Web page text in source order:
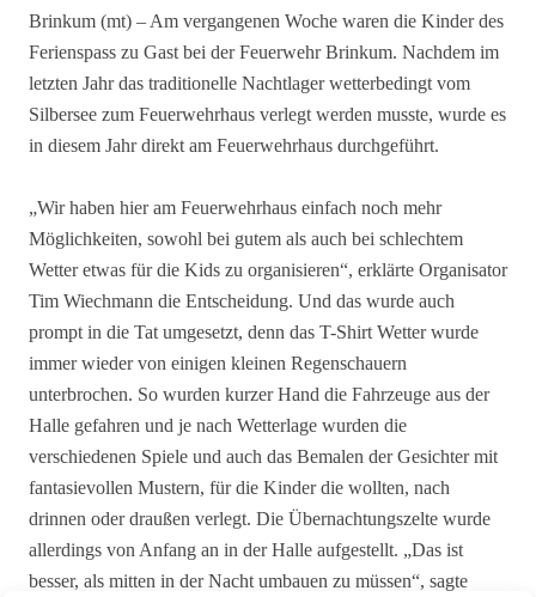
Brinkum (mt) – Am vergangenen Woche waren die Kinder des
Ferienspass zu Gast bei der Feuerwehr Brinkum. Nachdem im
letzten Jahr das traditionelle Nachtlager wetterbedingt vom
Silbersee zum Feuerwehrhaus verlegt werden musste, wurde es
in diesem Jahr direkt am Feuerwehrhaus durchgeführt.
„Wir haben hier am Feuerwehrhaus einfach noch mehr
Möglichkeiten, sowohl bei gutem als auch bei schlechtem
Wetter etwas für die Kids zu organisieren“, erklärte Organisator
Tim Wiechmann die Entscheidung. Und das wurde auch
prompt in die Tat umgesetzt, denn das T-Shirt Wetter wurde
immer wieder von einigen kleinen Regenschauern
unterbrochen. So wurden kurzer Hand die Fahrzeuge aus der
Halle gefahren und je nach Wetterlage wurden die
verschiedenen Spiele und auch das Bemalen der Gesichter mit
fantasievollen Mustern, für die Kinder die wollten, nach
drinnen oder draußen verlegt. Die Übernachtungszelte wurde
allerdings von Anfang an in der Halle aufgestellt. „Das ist
besser, als mitten in der Nacht umbauen zu müssen“, sagte